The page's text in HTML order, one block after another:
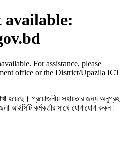
available:
For assistance, please
office or the District/Upazila ICT
রাখা হয়েছে। প্রয়োজনীয় সহায়তার জন্য অনুগ্রহ
আইসিটি কর্মকর্তার সাথে যোগাযোগ করুন।